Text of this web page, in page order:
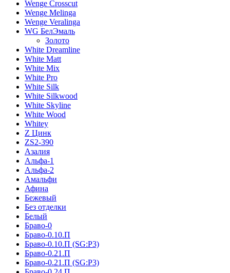
Wenge Crosscut
Wenge Melinga
Wenge Veralinga
WG БелЭмаль
Золото
White Dreamline
White Matt
White Mix
White Pro
White Silk
White Silkwood
White Skyline
White Wood
Whitey
Z Цинк
ZS2-390
Азалия
Альфа-1
Альфа-2
Амальфи
Афина
Бежевый
Без отделки
Белый
Браво-0
Браво-0.10.П
Браво-0.10.П (SG:P3)
Браво-0.21.П
Браво-0.21.П (SG:P3)